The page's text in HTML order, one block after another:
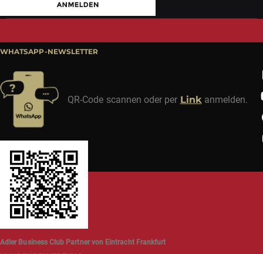
WHATSAPP-NEWSLETTER
QR-Code scannen oder per Link anmelden.
Adler Business Club Partner von Eintracht Frankfurt